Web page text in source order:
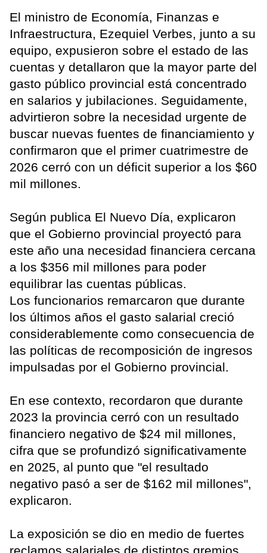
El ministro de Economía, Finanzas e
Infraestructura, Ezequiel Verbes, junto a su
equipo, expusieron sobre el estado de las
cuentas y detallaron que la mayor parte del
gasto público provincial está concentrado
en salarios y jubilaciones. Seguidamente,
advirtieron sobre la necesidad urgente de
buscar nuevas fuentes de financiamiento y
confirmaron que el primer cuatrimestre de
2026 cerró con un déficit superior a los $60
mil millones.
Según publica El Nuevo Día, explicaron
que el Gobierno provincial proyectó para
este año una necesidad financiera cercana
a los $356 mil millones para poder
equilibrar las cuentas públicas.
Los funcionarios remarcaron que durante
los últimos años el gasto salarial creció
considerablemente como consecuencia de
las políticas de recomposición de ingresos
impulsadas por el Gobierno provincial.
En ese contexto, recordaron que durante
2023 la provincia cerró con un resultado
financiero negativo de $24 mil millones,
cifra que se profundizó significativamente
en 2025, al punto que "el resultado
negativo pasó a ser de $162 mil millones",
explicaron.
La exposición se dio en medio de fuertes
reclamos salariales de distintos gremios